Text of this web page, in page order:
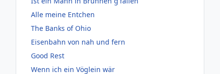
Alle meine Entchen
The Banks of Ohio
Eisenbahn von nah und fern
Good Rest
Wenn ich ein Vöglein wär